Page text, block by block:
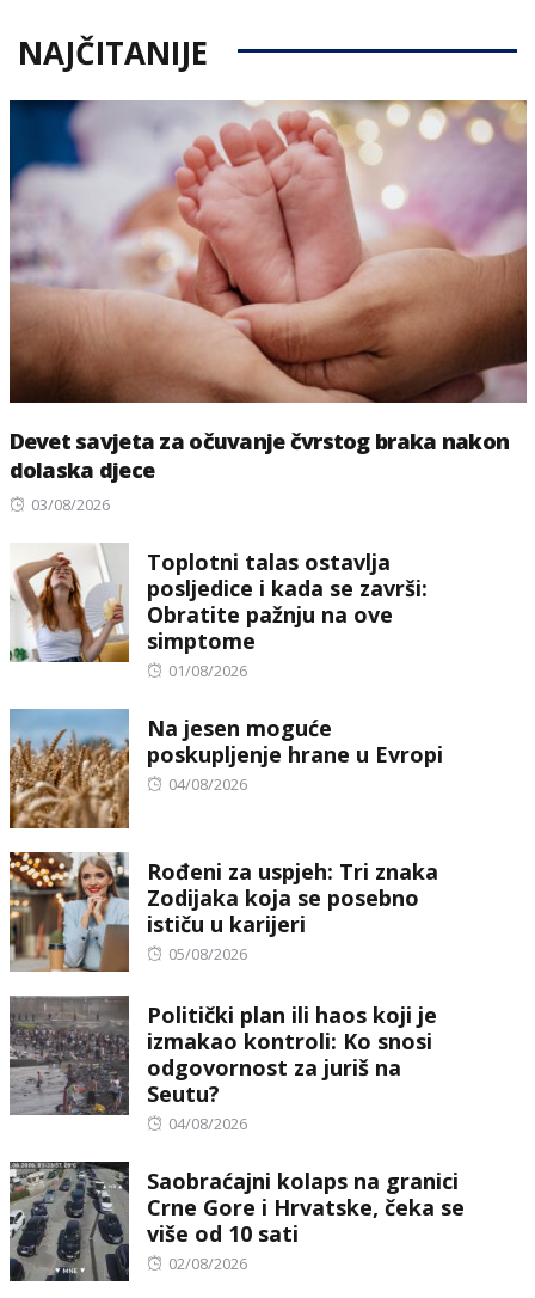
NAJČITANIJE
Devet savjeta za očuvanje čvrstog braka nakon
dolaska djece
Posted
03/08/2026
Toplotni talas ostavlja
posljedice i kada se završi:
Obratite pažnju na ove
simptome
Posted
01/08/2026
Na jesen moguće
poskupljenje hrane u Evropi
Posted
04/08/2026
Rođeni za uspjeh: Tri znaka
Zodijaka koja se posebno
ističu u karijeri
Posted
05/08/2026
Politički plan ili haos koji je
izmakao kontroli: Ko snosi
odgovornost za juriš na
Seutu?
Posted
04/08/2026
Saobraćajni kolaps na granici
Crne Gore i Hrvatske, čeka se
više od 10 sati
Posted
02/08/2026